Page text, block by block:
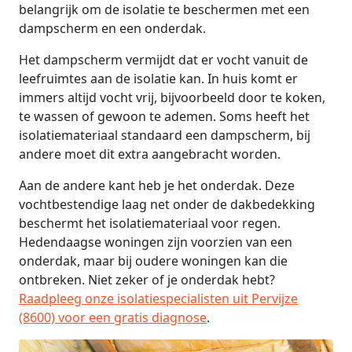
belangrijk om de isolatie te beschermen met een
dampscherm en een onderdak.
Het dampscherm vermijdt dat er vocht vanuit de
leefruimtes aan de isolatie kan. In huis komt er
immers altijd vocht vrij, bijvoorbeeld door te koken,
te wassen of gewoon te ademen. Soms heeft het
isolatiemateriaal standaard een dampscherm, bij
andere moet dit extra aangebracht worden.
Aan de andere kant heb je het onderdak. Deze
vochtbestendige laag net onder de dakbedekking
beschermt het isolatiemateriaal voor regen.
Hedendaagse woningen zijn voorzien van een
onderdak, maar bij oudere woningen kan die
ontbreken. Niet zeker of je onderdak hebt?
Raadpleeg onze isolatiespecialisten uit Pervijze
(8600) voor een gratis diagnose.